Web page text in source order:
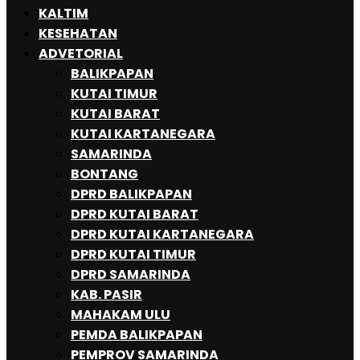
KALTIM
KESEHATAN
ADVETORIAL
BALIKPAPAN
KUTAI TIMUR
KUTAI BARAT
KUTAI KARTANEGARA
SAMARINDA
BONTANG
DPRD BALIKPAPAN
DPRD KUTAI BARAT
DPRD KUTAI KARTANEGARA
DPRD KUTAI TIMUR
DPRD SAMARINDA
KAB. PASIR
MAHAKAM ULU
PEMDA BALIKPAPAN
PEMPROV SAMARINDA